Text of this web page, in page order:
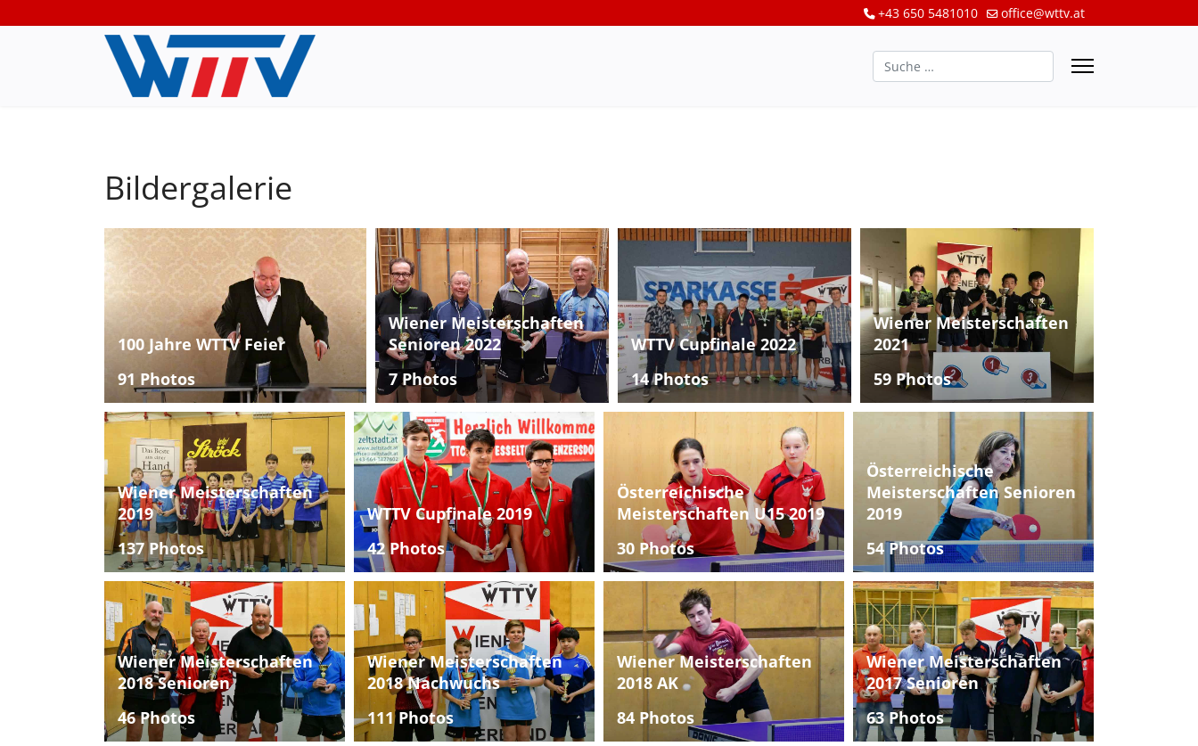
+43 650 5481010 office@wttv.at
Suchen
Bildergalerie
100 Jahre WTTV Feier
91 Photos
Wiener Meisterschaften
Senioren 2022
7 Photos
WTTV Cupfinale 2022
14 Photos
Wiener Meisterschaften
2021
59 Photos
Wiener Meisterschaften
2019
137 Photos
WTTV Cupfinale 2019
42 Photos
Österreichische
Meisterschaften U15 2019
30 Photos
Österreichische
Meisterschaften Senioren
2019
54 Photos
Wiener Meisterschaften
2018 Senioren
46 Photos
Wiener Meisterschaften
2018 Nachwuchs
111 Photos
Wiener Meisterschaften
2018 AK
84 Photos
Wiener Meisterschaften
2017 Senioren
63 Photos